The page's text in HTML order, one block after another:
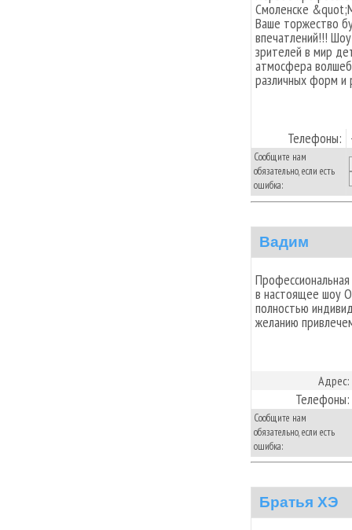
Смоленске
Ваше торжество
впечатлений!!!
зрителей в мир
атмосфера
различных форм и
Телефоны:
Сообщите нам
обязательно, если есть
ошибка:
Вадим
в настоящее шоу
полностью
желанию
Адрес:
Телефоны:
Сообщите нам
обязательно, если есть
ошибка:
Братья ХЭ